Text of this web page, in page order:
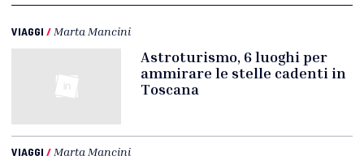
VIAGGI / Marta Mancini
Astroturismo, 6 luoghi per
ammirare le stelle cadenti in
Toscana
VIAGGI / Marta Mancini